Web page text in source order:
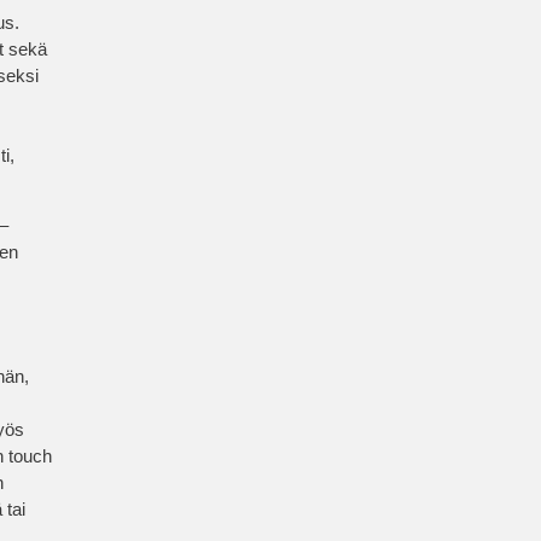
sekä
touch
tai